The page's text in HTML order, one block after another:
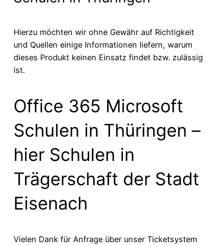
Hierzu möchten wir ohne Gewähr auf Richtigkeit
und Quellen einige Informationen liefern, warum
dieses Produkt keinen Einsatz findet bzw. zulässig
ist.
Office 365 Microsoft
Schulen in Thüringen –
hier Schulen in
Trägerschaft der Stadt
Eisenach
Vielen Dank für Anfrage über unser Ticketsystem